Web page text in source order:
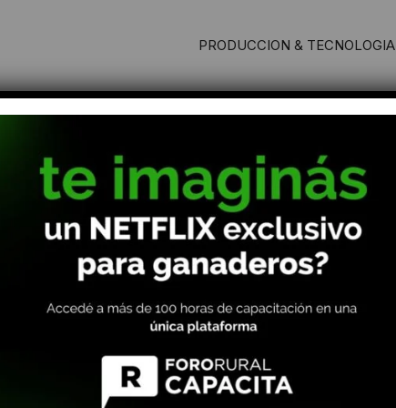
PRODUCCION & TECNOLOGIA